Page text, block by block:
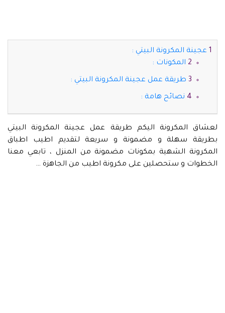
عجينة المكرونة البيتي :
المكونات :
طريقة عمل عجينة المكرونة البيتي :
نصائح هامة :
لعشاق المكرونة اليكم طريقة عمل عجينة المكرونة البيتي
بطريقة سهلة و مضمونة و سريعة لتقديم اطيب اطباق
المكرونة الشهية بمكونات مضمونة من المنزل ، تابعي معنا
الخطوات و ستحصلين على مكرونة اطيب من الجاهزة …